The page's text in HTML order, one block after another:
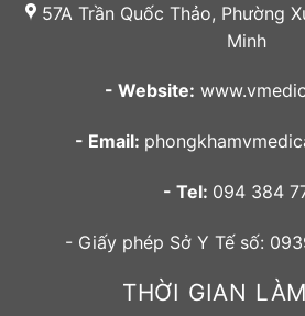
57A Trần Quốc Thảo, Phường
Minh
- Website:
- Email:
- Tel: 094 384
- Giấy phép Sở Y Tế số:
THỜI GIAN